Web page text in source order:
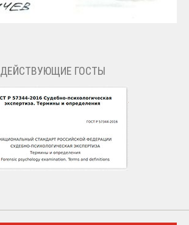
ДЕЙСТВУЮЩИЕ ГОСТЫ